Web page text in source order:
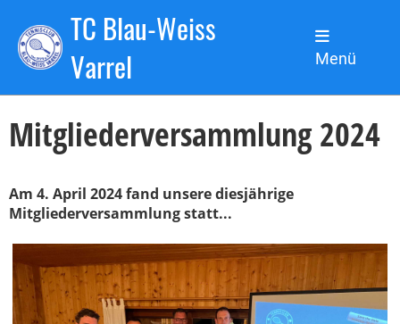
TC Blau-Weiss
Varrel
Menü
Zurück
, Kronsbein Lars
Mitgliederversammlung 2024
Am 4. April 2024 fand unsere diesjährige
Mitgliederversammlung statt...